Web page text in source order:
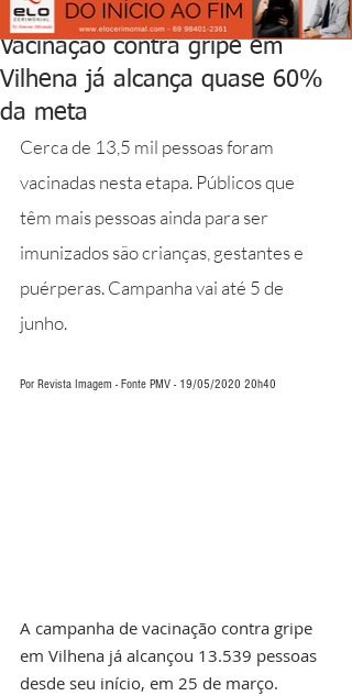
Vacinação contra gripe em
Vilhena já alcança quase 60%
da meta
Cerca de 13,5 mil pessoas foram
vacinadas nesta etapa. Públicos que
têm mais pessoas ainda para ser
imunizados são crianças, gestantes e
puérperas. Campanha vai até 5 de
junho.
Por Revista Imagem - Fonte PMV - 19/05/2020 20h40
A campanha de vacinação contra gripe
em Vilhena já alcançou 13.539 pessoas
desde seu início, em 25 de março.